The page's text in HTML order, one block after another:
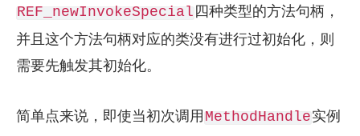
REF_newInvokeSpecial 四种类型的方法句柄，
并且这个方法句柄对应的类没有进行过初始化，则
需要先触发其初始化。
简单点来说，即使当初次调用 MethodHandle实例